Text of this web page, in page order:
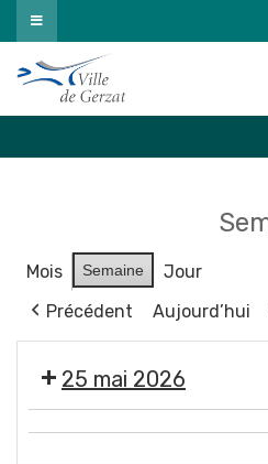
Passer
au
contenu
Mois Semaine
Jour
Précédent
Aujourd’hui
25 mai 2026
Exposition